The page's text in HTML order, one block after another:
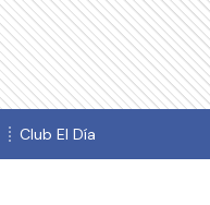
Club El Día